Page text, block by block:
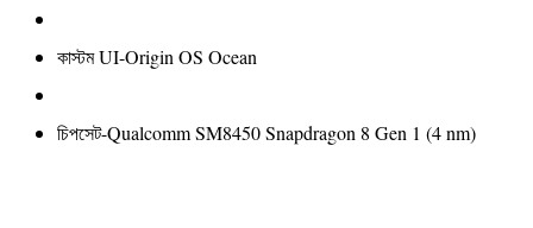
কাস্টম UI-Origin OS Ocean
চিপসেট-Qualcomm SM8450 Snapdragon 8 Gen 1 (4 nm)